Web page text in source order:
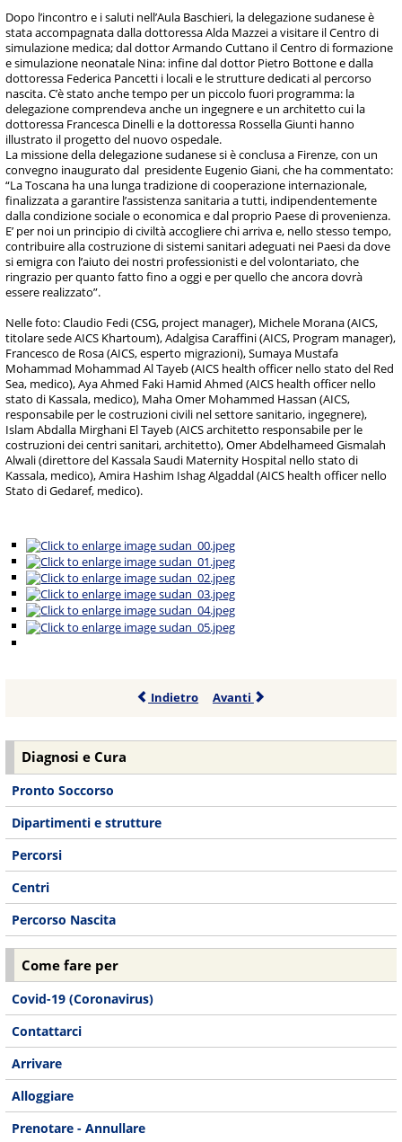
Dopo l’incontro e i saluti nell’Aula Baschieri, la delegazione sudanese è
stata accompagnata dalla dottoressa Alda Mazzei a visitare il Centro di
simulazione medica; dal dottor Armando Cuttano il Centro di formazione
e simulazione neonatale Nina: infine dal dottor Pietro Bottone e dalla
dottoressa Federica Pancetti i locali e le strutture dedicati al percorso
nascita. C’è stato anche tempo per un piccolo fuori programma: la
delegazione comprendeva anche un ingegnere e un architetto cui la
dottoressa Francesca Dinelli e la dottoressa Rossella Giunti hanno
illustrato il progetto del nuovo ospedale.
La missione della delegazione sudanese si è conclusa a Firenze, con un
convegno inaugurato dal presidente Eugenio Giani, che ha commentato:
“La Toscana ha una lunga tradizione di cooperazione internazionale,
finalizzata a garantire l’assistenza sanitaria a tutti, indipendentemente
dalla condizione sociale o economica e dal proprio Paese di provenienza.
E’ per noi un principio di civiltà accogliere chi arriva e, nello stesso tempo,
contribuire alla costruzione di sistemi sanitari adeguati nei Paesi da dove
si emigra con l’aiuto dei nostri professionisti e del volontariato, che
ringrazio per quanto fatto fino a oggi e per quello che ancora dovrà
essere realizzato”.
Nelle foto: Claudio Fedi (CSG, project manager), Michele Morana (AICS,
titolare sede AICS Khartoum), Adalgisa Caraffini (AICS, Program manager),
Francesco de Rosa (AICS, esperto migrazioni), Sumaya Mustafa
Mohammad Mohammad Al Tayeb (AICS health officer nello stato del Red
Sea, medico), Aya Ahmed Faki Hamid Ahmed (AICS health officer nello
stato di Kassala, medico), Maha Omer Mohammed Hassan (AICS,
responsabile per le costruzioni civili nel settore sanitario, ingegnere),
Islam Abdalla Mirghani El Tayeb (AICS architetto responsabile per le
costruzioni dei centri sanitari, architetto), Omer Abdelhameed Gismalah
Alwali (direttore del Kassala Saudi Maternity Hospital nello stato di
Kassala, medico), Amira Hashim Ishag Algaddal (AICS health officer nello
Stato di Gedaref, medico).
Indietro Avanti
Diagnosi e Cura
Pronto Soccorso
Dipartimenti e strutture
Percorsi
Centri
Percorso Nascita
Come fare per
Covid-19 (Coronavirus)
Contattarci
Arrivare
Alloggiare
Prenotare - Annullare